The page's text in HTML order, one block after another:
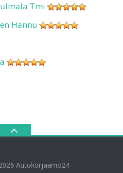
Tmi
Hannu
Autokorjaamo24